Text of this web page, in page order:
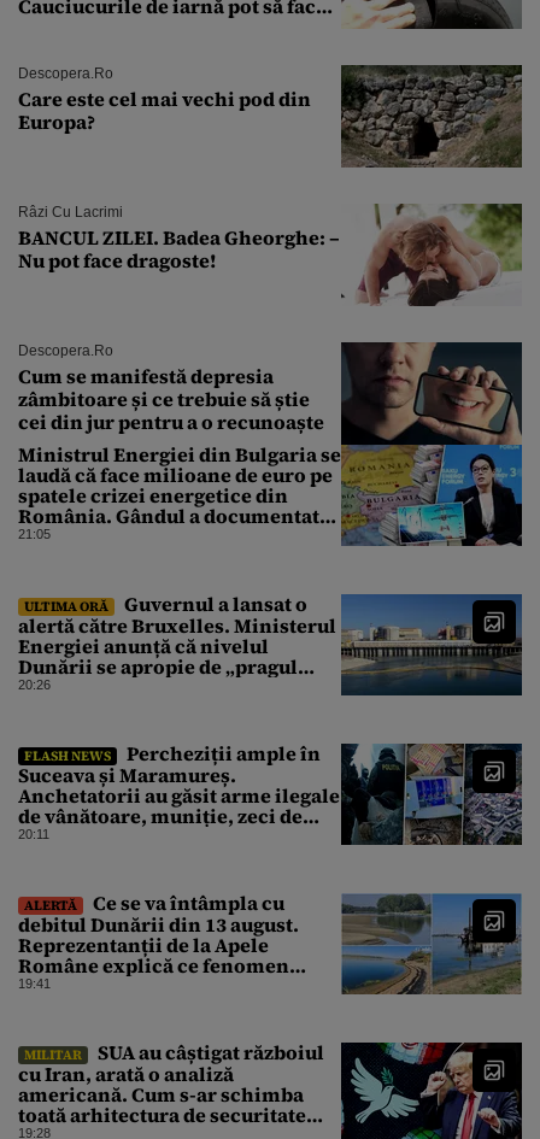
Cauciucurile de iarnă pot să facă
Descopera.ro
Care este cel mai vechi pod din
Europa?
Râzi Cu Lacrimi
BANCUL ZILEI. Badea Gheorghe: –
Nu pot face dragoste!
Descopera.ro
Cum se manifestă depresia
zâmbitoare și ce trebuie să știe
cei din jur pentru a o recunoaște
Ministrul Energiei din Bulgaria se
laudă că face milioane de euro pe
spatele crizei energetice din
România. Gândul a documentat
cazul
21:05
ULTIMA ORĂ
Guvernul a lansat o
alertă către Bruxelles. Ministerul
Energiei anunță că nivelul
Dunării se apropie de „pragul
critic”, iar centrala de la
20:26
FLASH NEWS
Percheziții ample în
Suceava și Maramureș.
Anchetatorii au găsit arme ilegale
de vânătoare, muniție, zeci de
trofee de vânat și materiale
20:11
ALERTĂ
Ce se va întâmpla cu
debitul Dunării din 13 august.
Reprezentanții de la Apele
Române explică ce fenomen
urmează
19:41
MILITAR
SUA au câștigat războiul
cu Iran, arată o analiză
americană. Cum s-ar schimba
toată arhitectura de securitate
19:28